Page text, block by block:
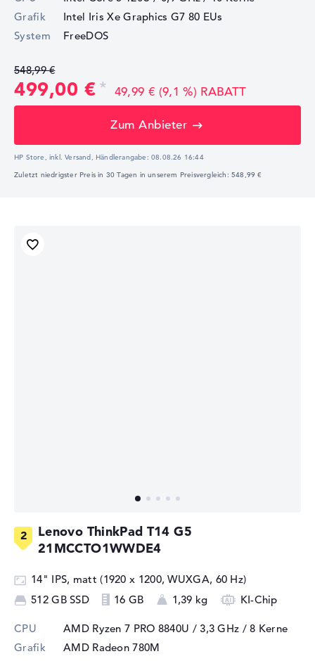
Grafik
Intel Iris Xe Graphics G7 80 EUs
System
FreeDOS
548,99 €
499,00 € 49,99 € (9,1 %) RABATT
Zum Anbieter
HP Store, inkl. Versand, Händlerangabe:08.08.26 16:44
Zuletzt niedrigster Preis in 30 Tagen in unserem Preisvergleich: 548,99 €
Lenovo ThinkPad T14 G5
21MCCTO1WWDE4
14" IPS, matt (1920 x 1200, WUXGA, 60 Hz)
512 GB SSD
16 GB 1,39 kg KI-Chip
CPU AMD Ryzen 7 PRO 8840U / 3,3 GHz / 8 Kerne
Grafik
AMD Radeon 780M